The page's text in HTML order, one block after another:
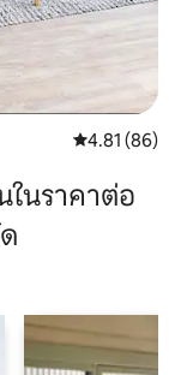
คะแนนเฉลี่ย
4.81 (86)
นราคาต่อ